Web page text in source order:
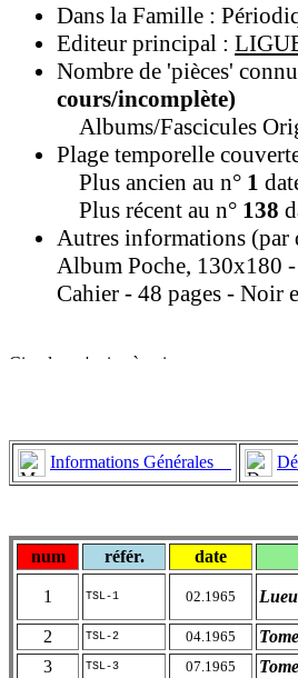
Dans la Famille :
Editeur principal :
Nombre de 'pièces'
cours/incomplète)
Albums/Fascicules
Plage temporelle
Plus ancien au n° 1
Plus récent au n° 138
Autres informations (par
Album Poche, 130x180
Cahier - 48 pages - Noir
Informations Générales
num référ. date
1 TSL-1 02.1965
2 TSL-2 04.1965
3
TSL-3 07.1965